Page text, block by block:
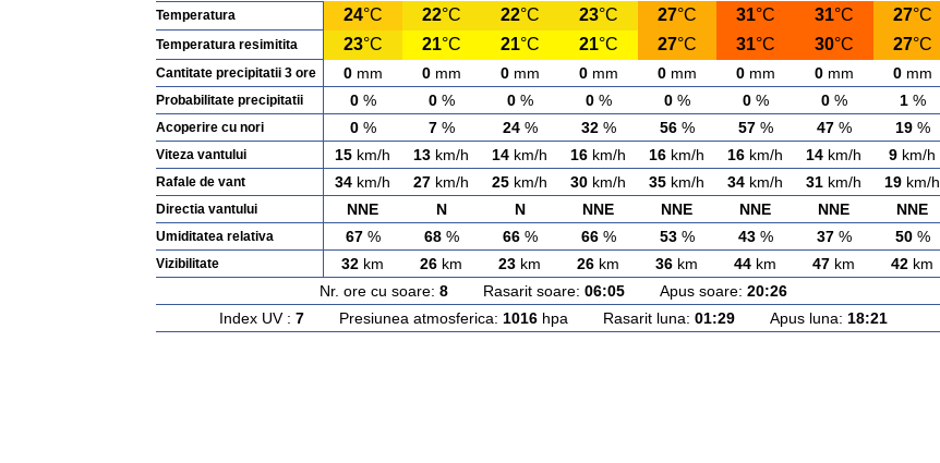
Temperatura 24°C 22°C 22°C 23°C 27°C 31°C 31°C 27°C
Temperatura resimitita 23°C 21°C 21°C 21°C 27°C 31°C 30°C 27°C
Cantitate precipitatii 3 ore 0mm 0mm 0mm 0mm 0mm 0mm 0mm 0mm
Probabilitate precipitatii 0% 0% 0% 0% 0% 0% 0% 1%
Acoperire cu nori 0% 7% 24% 32% 56% 57% 47% 19%
Viteza vantului 15 km/h 13 km/h 14 km/h 16 km/h 16 km/h 16 km/h 14 km/h 9 km/h
Rafale de vant 34 km/h 27 km/h 25 km/h 30 km/h 35 km/h 34 km/h 31 km/h 19 km/h
Directia vantului NNE N N NNE NNE NNE NNE NNE
Umiditatea relativa 67% 68% 66% 66% 53% 43% 37% 50%
Vizibilitate 32 km 26 km 23 km 26 km 36 km 44 km 47 km 42 km
Nr. ore cu soare: 8 Rasarit soare: 06:05 Apus soare: 20:26
Index UV : 7 Presiunea atmosferica: 1016 hpa Rasarit luna: 01:29 Apus luna: 18:21